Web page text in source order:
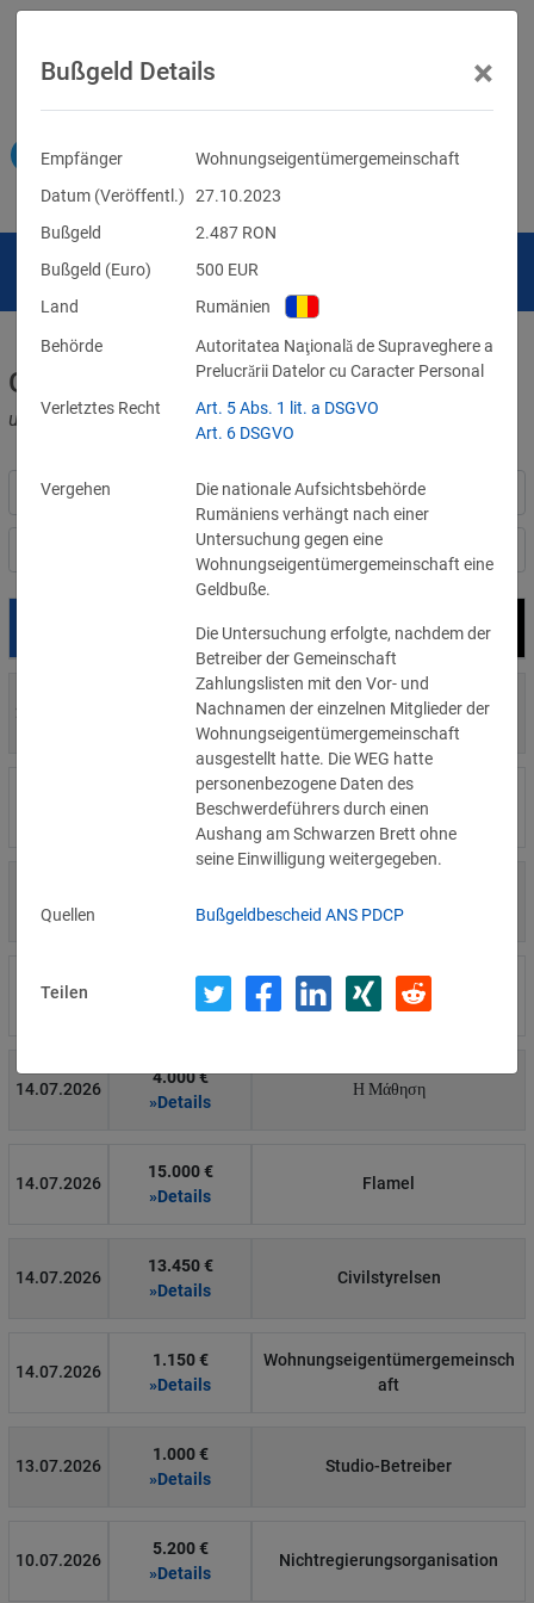
Geldbußen für DSGVO-Verstöße
und für Verletzungen anderer Datenschutzgesetze
Nach Land filtern
Bußgeld Empfänger
29.07.2026
700 €
»Details
Privatperson
1.715.600 €
»Details
Wind Tre
»Details
14.07.2026
8.500 €
»Details
Wirtschaftsprüfungsgesellschaft
14.07.2026
4.000 €
»Details
Η Μάθηση
14.07.2026
15.000 €
»Details
Flamel
14.07.2026
13.450 €
»Details
Civilstyrelsen
14.07.2026
1.150 €
»Details
Wohnungseigentümergemeinsch
aft
13.07.2026
1.000 €
»Details
Studio-Betreiber
10.07.2026
5.200 €
»Details
Nichtregierungsorganisation
Bußgeld Details ×
Empfänger
Wohnungseigentümergemeinschaft
Datum (Veröffentl.)
27.10.2023
Bußgeld
2.487 RON
Bußgeld (Euro)
500 EUR
Land
Rumänien
Behörde
Autoritatea Naţională de Supraveghere a
Prelucrării Datelor cu Caracter Personal
Verletztes Recht
Art. 5 Abs. 1 lit. a DSGVO
Art. 6 DSGVO
Vergehen
Die nationale Aufsichtsbehörde
Rumäniens verhängt nach einer
Untersuchung gegen eine
Wohnungseigentümergemeinschaft eine
Geldbuße.
Die Untersuchung erfolgte, nachdem der
Betreiber der Gemeinschaft
Zahlungslisten mit den Vor- und
Nachnamen der einzelnen Mitglieder der
Wohnungseigentümergemeinschaft
ausgestellt hatte. Die WEG hatte
personenbezogene Daten des
Beschwerdeführers durch einen
Aushang am Schwarzen Brett ohne
seine Einwilligung weitergegeben.
Quellen Bußgeldbescheid ANS PDCP
Teilen